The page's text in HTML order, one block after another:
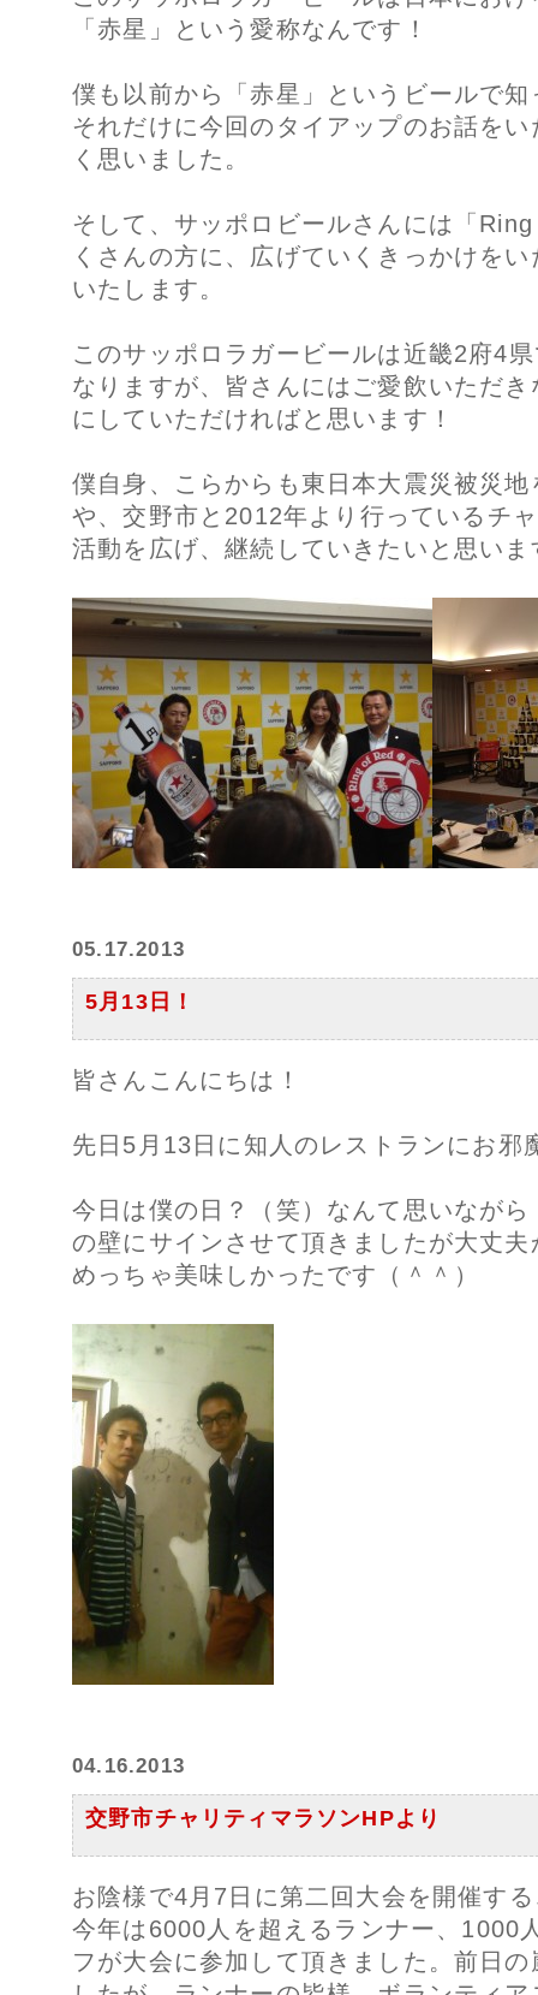
「赤星」という愛称なんです！
僕も以前から「赤星」というビールで
それだけに今回のタイアップのお話を
く思いました。
そして、サッポロビールさんには「
くさんの方に、広げていくきっかけを
いたします。
このサッポロラガービールは近畿2府4
なりますが、皆さんにはご愛飲いただ
にしていただければと思います！
僕自身、こらからも東日本大震災被災
や、交野市と2012年より行っているチ
活動を広げ、継続していきたいと思いま
05.17.2013
5月13日！
皆さんこんにちは！
先日5月13日に知人のレストランにお邪
今日は僕の日？（笑）なんて思いなが
の壁にサインさせて頂きましたが大丈夫
めっちゃ美味しかったです（＾＾）
04.16.2013
交野市チャリティマラソンHPより
お陰様で4月7日に第二回大会を開催す
今年は6000人を超えるランナー、1000
フが大会に参加して頂きました。前日